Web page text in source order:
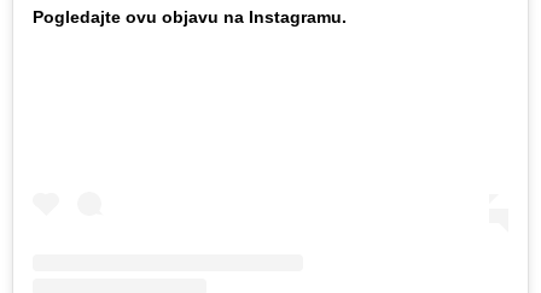
Pogledajte ovu objavu na Instagramu.